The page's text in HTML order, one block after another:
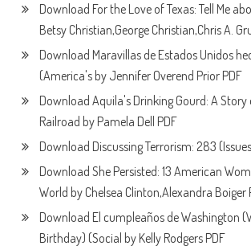
Download For the Love of Texas: Tell Me
Betsy Christian,George Christian,Chris A.
Download Maravillas de Estados Unidos
(America's by Jennifer Overend Prior PDF
Download Aquila's Drinking Gourd: A
Railroad by Pamela Dell PDF
Download Discussing Terrorism: 283
Download She Persisted: 13 American
World by Chelsea Clinton,Alexandra Boiger
Download El cumpleaños de Washington
Birthday) (Social by Kelly Rodgers PDF